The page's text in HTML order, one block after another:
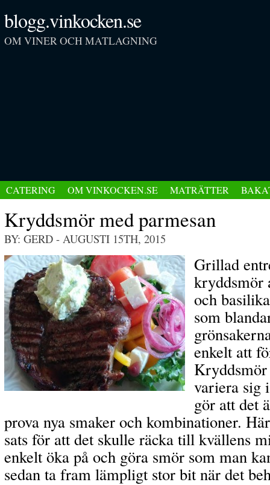
blogg.vinkocken.se
OM VINER OCH MATLAGNING
CATERING OM VINKOCKEN.SE MATRÄTTER
Kryddsmör med parmesan
BY: GERD - AUGUSTI 15TH, 2015
Grillad
kryddsmör
och
som
enkelt att
Kryddsmör
variera sig
gör att det
prova nya smaker och kombinationer.
sats för att det skulle räcka till kvällens
enkelt öka på och göra smör som man
sedan ta fram lämpligt stor bit när det